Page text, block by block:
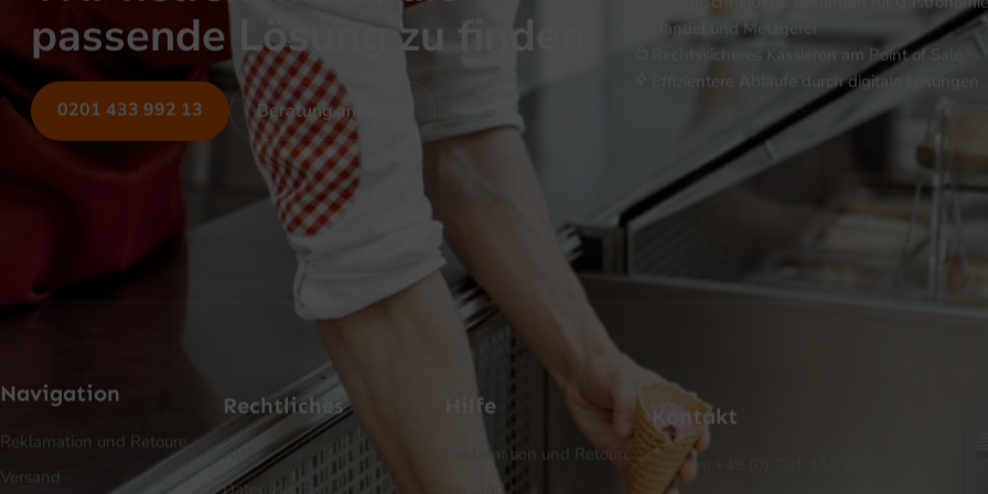
passende Lösung zu finden
0201 433 992 13 Beratung anfragen
Handel und Metzgerei
Rechtssicheres Kassieren am Point of Sale
Effizientere Abläufe durch digitale Lösungen
Navigation
Reklamation und Retoure
Versand
Rechtliches
AGB
Datenschutz
Hilfe
Reklamation und Retoure
Versand
Kontakt
Telefon: +49 (0) 201 433 992 13
E-Mail: info@ptmshop.de